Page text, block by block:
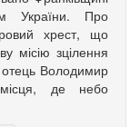
України. Про
хрест, що
місію зцілення
отець Володимир
місця, де небо